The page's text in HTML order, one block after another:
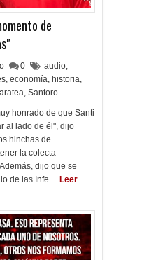
de
0 audio,
, economía, historia,
, Santoro
honrado de que Santi
al lado de él", dijo
hinchas de
la colecta
dijo que se
de las Infe… Leer